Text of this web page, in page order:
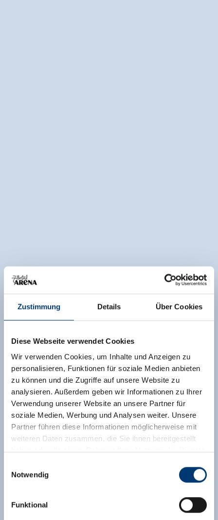
Zustimmung Details Über Cookies
Diese Webseite verwendet Cookies
Wir verwenden Cookies, um Inhalte und Anzeigen zu
personalisieren, Funktionen für soziale Medien anbieten
zu können und die Zugriffe auf unsere Website zu
analysieren. Außerdem geben wir Informationen zu Ihrer
Verwendung unserer Website an unsere Partner für
soziale Medien, Werbung und Analysen weiter. Unsere
Partner führen diese Informationen möglicherweise mit
weiteren Daten zusammen, die Sie ihnen bereitgestellt
haben oder die sie im Rahmen Ihrer Nutzung der Dienste
Rohr 23// A-6280 Zell am Ziller
Notwendig
Funktional